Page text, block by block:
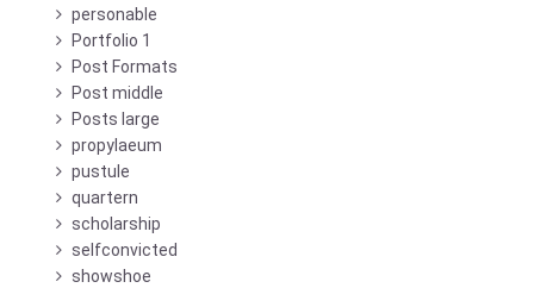
personable
Portfolio 1
Post Formats
Post middle
Posts large
propylaeum
pustule
quartern
scholarship
selfconvicted
showshoe